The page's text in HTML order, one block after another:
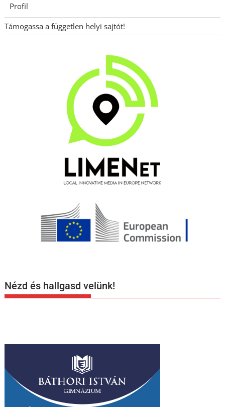
Profil
Támogassa a független helyi sajtót!
Nézd és hallgasd velünk!